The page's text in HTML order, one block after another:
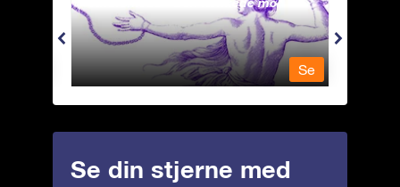
Se
Se din stjerne med